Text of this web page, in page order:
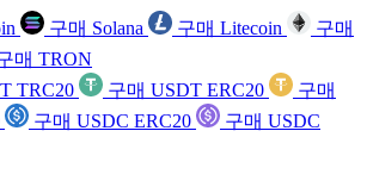
구매 Solana 구매 Litecoin
구매
매 TRON
TRC20
구매 USDT ERC20
구매
구매 USDC ERC20
구매 USDC